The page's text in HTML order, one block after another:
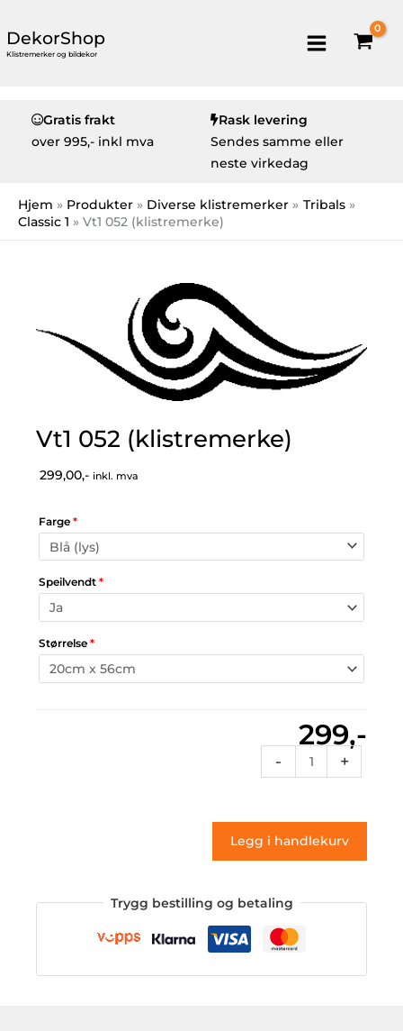
DekorShop
Klistremerker og bildekor
Gratis frakt
over 995,- inkl mva
Rask levering
Sendes samme eller
neste virkedag
Hjem Produkter Diverse klistremerker
Tribals
Classic 1
Vt1 052 (klistremerke)
Vt1 052 (klistremerke)
299,00,- inkl. mva
Farge *
Speilvendt *
Størrelse *
299,-
-
052
antall
+
Legg i handlekurv
Trygg bestilling og betaling